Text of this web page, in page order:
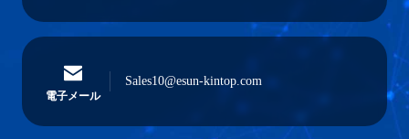
電子メール
Sales10@esun-kintop.com